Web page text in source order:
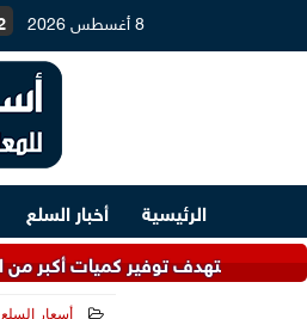
8 أغسطس 2026
الرئيسية أخبار السلع
من الغاز لصناعات القيمة المضافة.. و4.5
أسعار السلع